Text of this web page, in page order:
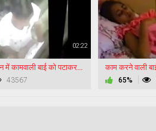
02:22
घर के बाहर आंगन में कामवाली बाई को पटाकर चोदा
43567 65%